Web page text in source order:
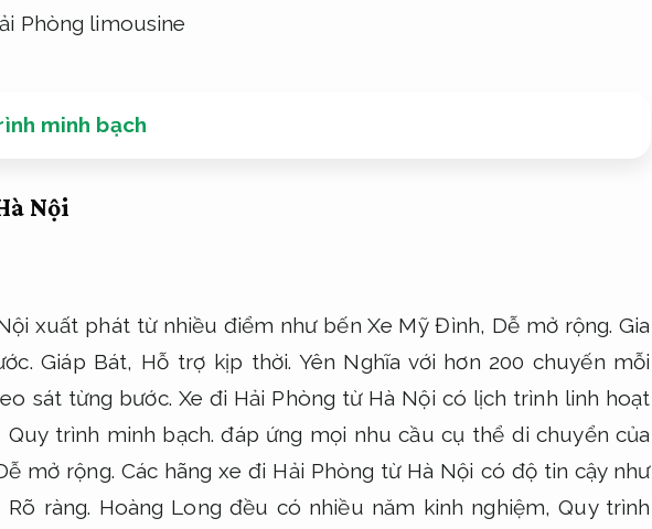
minh bạch
Nội
xuất phát từ nhiều điểm như bến Xe Mỹ Đình, Dễ mở rộng. Gia
Giáp Bát, Hỗ trợ kịp thời. Yên Nghĩa với hơn 200 chuyến mỗi
sát từng bước. Xe đi Hải Phòng từ Hà Nội có lịch trình linh hoạt
Quy trình minh bạch. đáp ứng mọi nhu cầu cụ thể di chuyển của
mở rộng. Các hãng xe đi Hải Phòng từ Hà Nội có độ tin cậy như
Rõ ràng. Hoàng Long đều có nhiều năm kinh nghiệm,Quy trình